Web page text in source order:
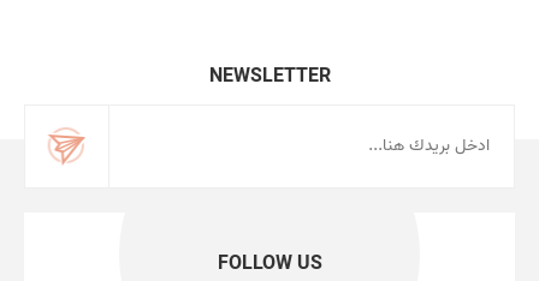
NEWSLETTER
FOLLOW US